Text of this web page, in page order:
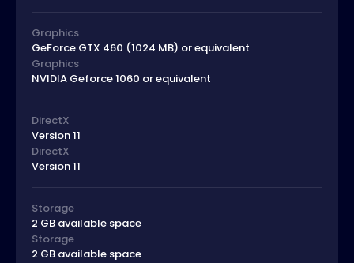
Graphics
GeForce GTX 460 (1024 MB) or equivalent
Graphics
NVIDIA Geforce 1060 or equivalent
DirectX
Version 11
DirectX
Version 11
Storage
2 GB available space
Storage
2 GB available space